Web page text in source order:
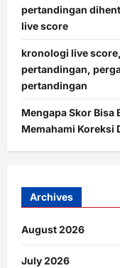
pertandingan
live score
kronologi live
pertandingan,
pertandingan
Mengapa Skor Bisa
Memahami Koreksi
Archives
August 2026
July 2026